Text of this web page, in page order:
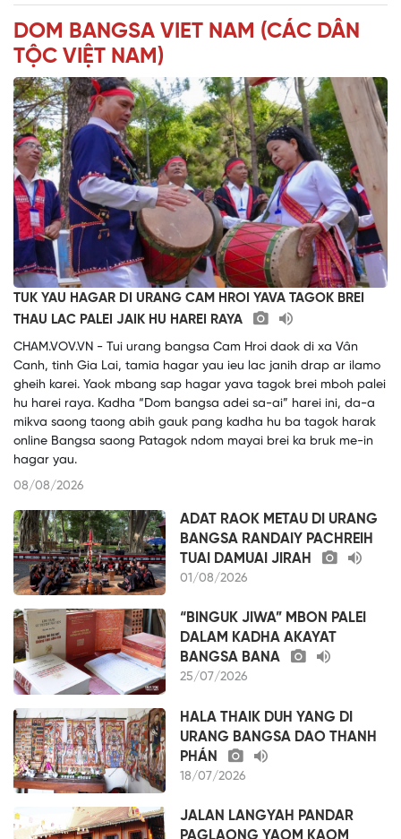
DOM BANGSA VIET NAM (CÁC DÂN
TỘC VIỆT NAM)
TUK YAU HAGAR DI URANG CAM HROI YAVA TAGOK BREI
THAU LAC PALEI JAIK HU HAREI RAYA
CHAM.VOV.VN - Tui urang bangsa Cam Hroi daok di xa Vân
Canh, tinh Gia Lai, tamia hagar yau ieu lac janih drap ar ilamo
gheih karei. Yaok mbang sap hagar yava tagok brei mboh palei
hu harei raya. Kadha “Dom bangsa adei sa-ai” harei ini, da-a
mikva saong taong abih gauk pang kadha hu ba tagok harak
online Bangsa saong Patagok ndom mayai brei ka bruk me-in
hagar yau.
08/08/2026
ADAT RAOK METAU DI URANG
BANGSA RANDAIY PACHREIH
TUAI DAMUAI JIRAH
01/08/2026
“BINGUK JIWA” MBON PALEI
DALAM KADHA AKAYAT
BANGSA BANA
25/07/2026
HALA THAIK DUH YANG DI
URANG BANGSA DAO THANH
PHÁN
18/07/2026
JALAN LANGYAH PANDAR